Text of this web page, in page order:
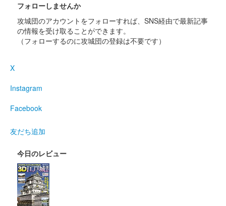
佐柿国吉城 御城印 謹賀新年巳年版
販売終了
佐柿国吉城 城御朱印
若狭国吉城歴史資料館にて30袋限定で発売された福袋に必ず入っ
城印がランダムで入っており計５枚入で1000円で福袋は発売さ
れた。
佐柿国吉城 御城印
フォローしませんか
攻城団のアカウントをフォローすれば、SNS経由で最新記事
の情報を受け取ることができます。
（フォローするのに攻城団の登録は不要です）
X
Instagram
Facebook
友だち追加
今日のレビュー